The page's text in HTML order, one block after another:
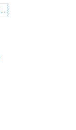
средние технологические компании